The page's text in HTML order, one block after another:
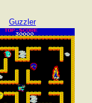
Guzzler